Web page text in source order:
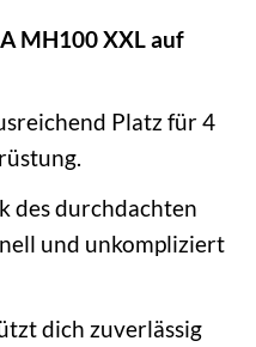
MH100 XXL auf
Platz für 4
des durchdachten
und unkompliziert
dich zuverlässig